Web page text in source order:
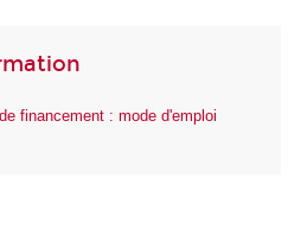
financement : mode d'emploi